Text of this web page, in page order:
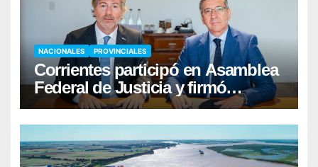
NACIONALES PROVINCIALES
Corrientes participó en Asamblea
Federal de Justicia y firmó
convenio con Nación